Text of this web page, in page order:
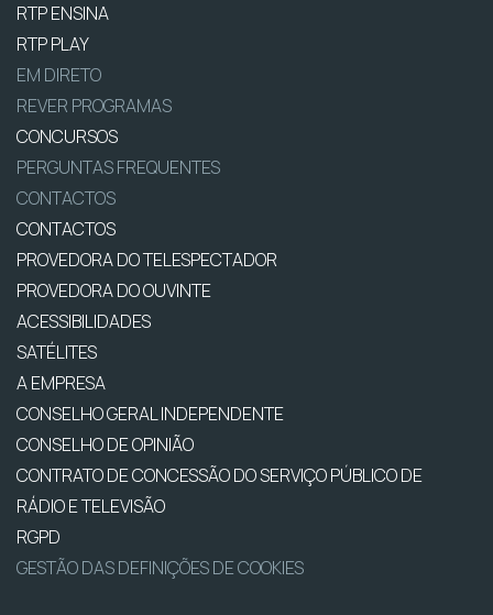
RTP ENSINA
RTP PLAY
EM DIRETO
REVER PROGRAMAS
CONCURSOS
PERGUNTAS FREQUENTES
CONTACTOS
CONTACTOS
PROVEDORA DO TELESPECTADOR
PROVEDORA DO OUVINTE
ACESSIBILIDADES
SATÉLITES
A EMPRESA
CONSELHO GERAL INDEPENDENTE
CONSELHO DE OPINIÃO
CONTRATO DE CONCESSÃO DO SERVIÇO PÚBLICO DE
RÁDIO E TELEVISÃO
RGPD
GESTÃO DAS DEFINIÇÕES DE COOKIES